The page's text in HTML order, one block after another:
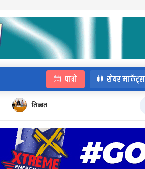
पात्रो सेयर मार्केट्स
तिब्बत